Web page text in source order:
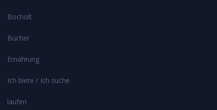
Bocholt
Bücher
Ernährung
Ich biete / Ich suche
laufen